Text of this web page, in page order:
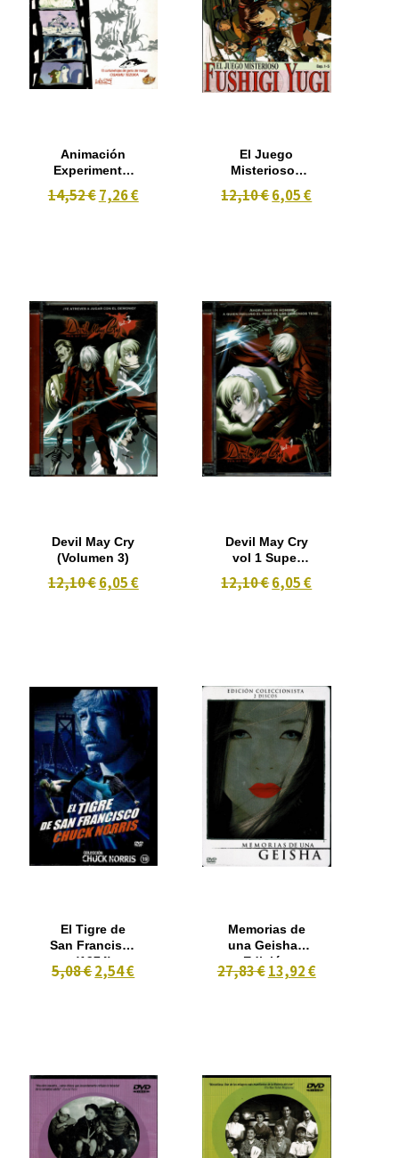
Animación
Experimental
De Tezuka
14,52 € 7,26 €
El Juego
Misterioso :
Fushigi Yugi -
Cap 1-5
12,10 €6,05 €
Devil May Cry
(Volumen 3)
12,10 € 6,05 €
Devil May Cry
vol 1 Super
Box
12,10 €6,05 €
El Tigre de
San Francisco
(1974)
5,08 €2,54 €
Memorias de
una Geisha (
Edición
Coleccionista
27,83 € 13,92 €